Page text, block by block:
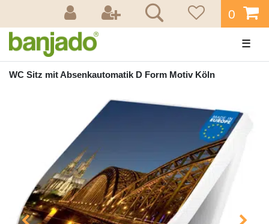
0
☰
WC Sitz mit Absenkautomatik D Form Motiv Köln